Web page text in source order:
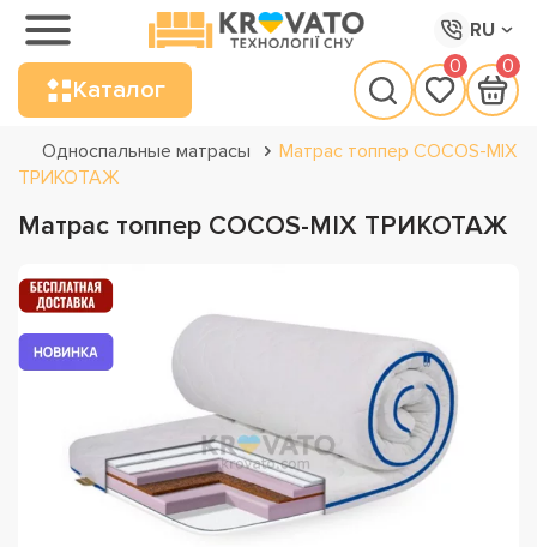
RU
Каталог
0 0
Односпальные матрасы
Матрас топпер COCOS-MIX
ТРИКОТАЖ
Матрас топпер COCOS-MIX ТРИКОТАЖ